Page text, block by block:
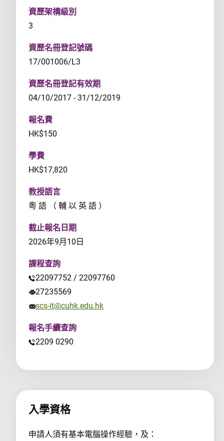
資歷架構級別
3
資歷名冊登記號碼
17/001006/L3
資歷名冊登記有效期
04/10/2017 - 31/12/2019
報名費
HK$150
學費
HK$17,820
教授語言
粵 語 （ 輔 以 英 語 ）
截止報名日期
2026年9月10日
課程查詢
22097752 / 22097760
27235569
scs-it@cuhk.edu.hk
報名手續查詢
2209 0290
入學資格
申請人須有基本電腦操作經驗，及：